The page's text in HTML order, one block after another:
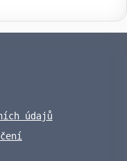
údajů